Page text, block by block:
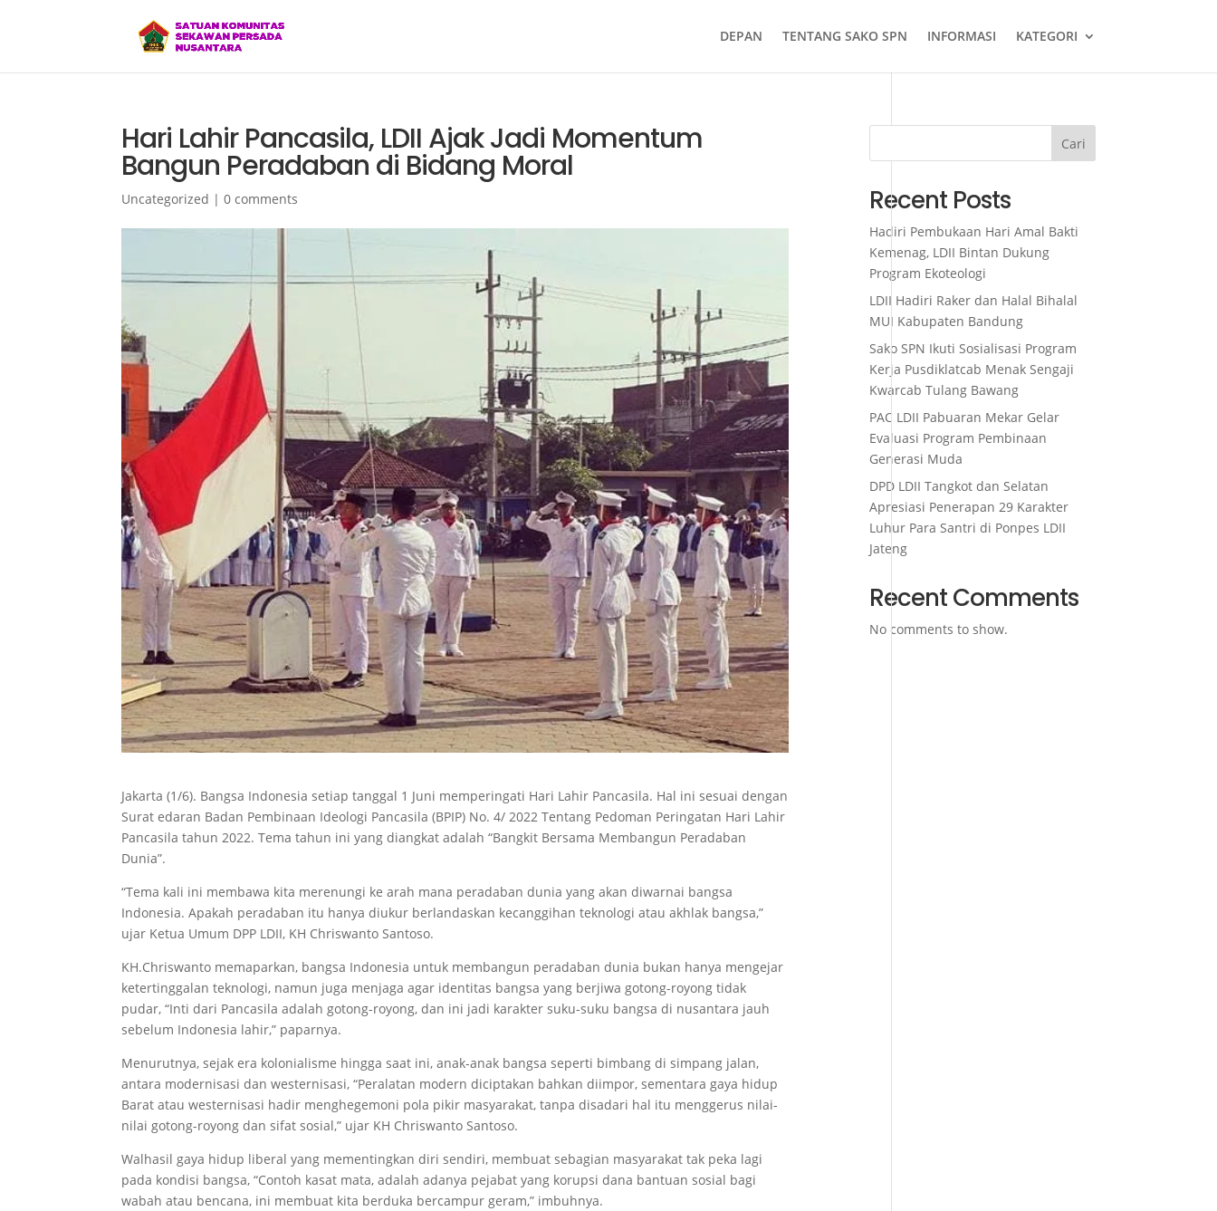
DEPAN TENTANG SAKO SPN INFORMASI KATEGORI
Hari Lahir Pancasila, LDII Ajak Jadi Momentum
Bangun Peradaban di Bidang Moral
Uncategorized |0 comments
Jakarta (1/6). Bangsa Indonesia setiap tanggal 1 Juni memperingati Hari Lahir Pancasila. Hal ini sesuai dengan
Surat edaran Badan Pembinaan Ideologi Pancasila (BPIP) No. 4/ 2022 Tentang Pedoman Peringatan Hari Lahir
Pancasila tahun 2022. Tema tahun ini yang diangkat adalah “Bangkit Bersama Membangun Peradaban
Dunia”.
“Tema kali ini membawa kita merenungi ke arah mana peradaban dunia yang akan diwarnai bangsa
Indonesia. Apakah peradaban itu hanya diukur berlandaskan kecanggihan teknologi atau akhlak bangsa,”
ujar Ketua Umum DPP LDII, KH Chriswanto Santoso.
KH.Chriswanto memaparkan, bangsa Indonesia untuk membangun peradaban dunia bukan hanya mengejar
ketertinggalan teknologi, namun juga menjaga agar identitas bangsa yang berjiwa gotong-royong tidak
pudar, “Inti dari Pancasila adalah gotong-royong, dan ini jadi karakter suku-suku bangsa di nusantara jauh
sebelum Indonesia lahir,” paparnya.
Menurutnya, sejak era kolonialisme hingga saat ini, anak-anak bangsa seperti bimbang di simpang jalan,
antara modernisasi dan westernisasi, “Peralatan modern diciptakan bahkan diimpor, sementara gaya hidup
Barat atau westernisasi hadir menghegemoni pola pikir masyarakat, tanpa disadari hal itu menggerus nilai-
nilai gotong-royong dan sifat sosial,” ujar KH Chriswanto Santoso.
Walhasil gaya hidup liberal yang mementingkan diri sendiri, membuat sebagian masyarakat tak peka lagi
pada kondisi bangsa, “Contoh kasat mata, adalah adanya pejabat yang korupsi dana bantuan sosial bagi
wabah atau bencana, ini membuat kita berduka bercampur geram,” imbuhnya.
Cari
Recent Posts
Hadiri Pembukaan Hari Amal Bakti
Kemenag, LDII Bintan Dukung
Program Ekoteologi
LDII Hadiri Raker dan Halal Bihalal
MUI Kabupaten Bandung
Sako SPN Ikuti Sosialisasi Program
Kerja Pusdiklatcab Menak Sengaji
Kwarcab Tulang Bawang
PAC LDII Pabuaran Mekar Gelar
Evaluasi Program Pembinaan
Generasi Muda
DPD LDII Tangkot dan Selatan
Apresiasi Penerapan 29 Karakter
Luhur Para Santri di Ponpes LDII
Jateng
Recent Comments
No comments to show.